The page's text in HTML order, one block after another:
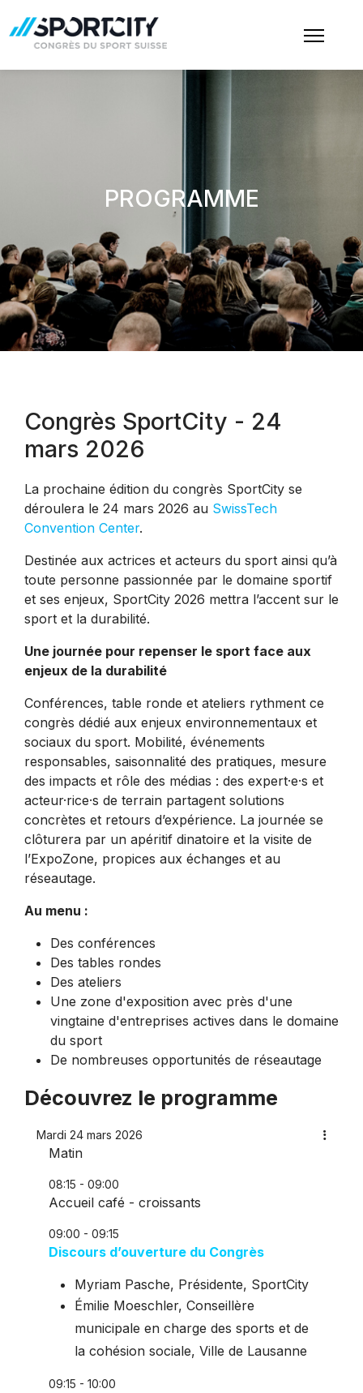
PROGRAMME
Congrès SportCity - 24
mars 2026
La prochaine édition du congrès SportCity se
déroulera le 24 mars 2026 au SwissTech
Convention Center.
Destinée aux actrices et acteurs du sport ainsi qu’à
toute personne passionnée par le domaine sportif
et ses enjeux, SportCity 2026 mettra l’accent sur le
sport et la durabilité.
Une journée pour repenser le sport face aux
enjeux de la durabilité
Conférences, table ronde et ateliers rythment ce
congrès dédié aux enjeux environnementaux et
sociaux du sport. Mobilité, événements
responsables, saisonnalité des pratiques, mesure
des impacts et rôle des médias : des expert·e·s et
acteur·rice·s de terrain partagent solutions
concrètes et retours d’expérience. La journée se
clôturera par un apéritif dinatoire et la visite de
l’ExpoZone, propices aux échanges et au
réseautage.
Au menu :
Des conférences
Des tables rondes
Des ateliers
Une zone d'exposition avec près d'une
vingtaine d'entreprises actives dans le domaine
du sport
De nombreuses opportunités de réseautage
Découvrez le programme
Mardi 24 mars 2026
Matin
08:15 - 09:00
Accueil café - croissants
09:00 - 09:15
Discours d’ouverture du Congrès
Myriam Pasche, Présidente, SportCity
Émilie Moeschler, Conseillère
municipale en charge des sports et de
la cohésion sociale, Ville de Lausanne
09:15 - 10:00